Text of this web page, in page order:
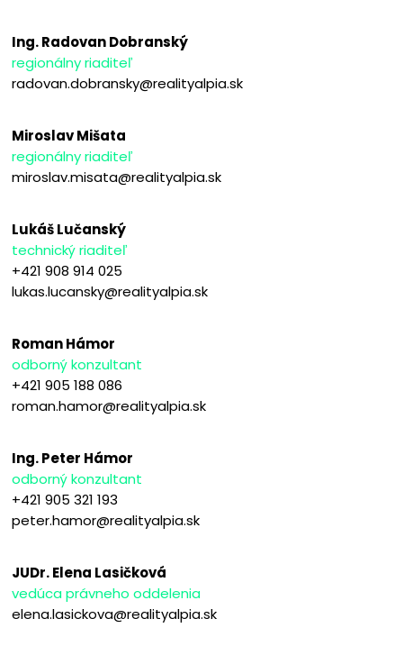
Ing. Radovan Dobranský
regionálny riaditeľ
radovan.dobransky@realityalpia.sk
Miroslav Mišata
regionálny riaditeľ
miroslav.misata@realityalpia.sk
Lukáš Lučanský
technický riaditeľ
+421 908 914 025
lukas.lucansky@realityalpia.sk
Roman Hámor
odborný konzultant
+421 905 188 086
roman.hamor@realityalpia.sk
Ing. Peter Hámor
odborný konzultant
+421 905 321 193
peter.hamor@realityalpia.sk
JUDr. Elena Lasičková
vedúca právneho oddelenia
elena.lasickova@realityalpia.sk